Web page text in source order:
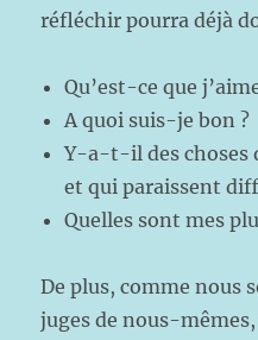
réfléchir pourra déjà
Qu’est-ce que
A quoi suis-je bon ?
Y-a-t-il des choses
et qui paraissent
Quelles sont mes
De plus, comme nous
juges de nous-